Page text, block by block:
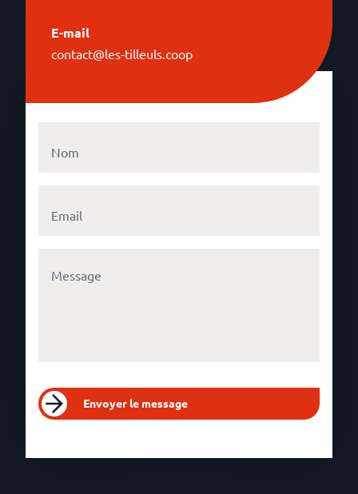
E-mail
contact@les-tilleuls.coop
Envoyer le message